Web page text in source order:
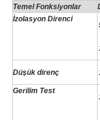
Temel Fonksiyonlar
İzolasyon Direnci
Düşük direnç
Gerilim Test